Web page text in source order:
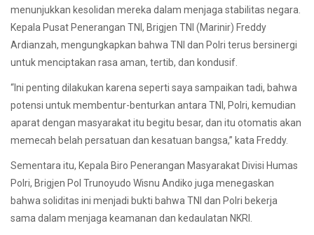
menunjukkan kesolidan mereka dalam menjaga stabilitas negara.
Kepala Pusat Penerangan TNI, Brigjen TNI (Marinir) Freddy
Ardianzah, mengungkapkan bahwa TNI dan Polri terus bersinergi
untuk menciptakan rasa aman, tertib, dan kondusif.
“Ini penting dilakukan karena seperti saya sampaikan tadi, bahwa
potensi untuk membentur-benturkan antara TNI, Polri, kemudian
aparat dengan masyarakat itu begitu besar, dan itu otomatis akan
memecah belah persatuan dan kesatuan bangsa,” kata Freddy.
Sementara itu, Kepala Biro Penerangan Masyarakat Divisi Humas
Polri, Brigjen Pol Trunoyudo Wisnu Andiko juga menegaskan
bahwa soliditas ini menjadi bukti bahwa TNI dan Polri bekerja
sama dalam menjaga keamanan dan kedaulatan NKRI.